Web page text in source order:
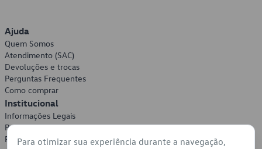
Ajuda
Quem Somos
Atendimento (SAC)
Devoluções e trocas
Perguntas Frequentes
Como comprar
Institucional
Informações Legais
Política de Privacidade
Política de Cookies
Para otimizar sua experiência durante a navegação,